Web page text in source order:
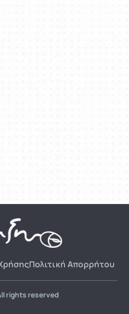
Πολιτική Απορρήτου
rights reserved